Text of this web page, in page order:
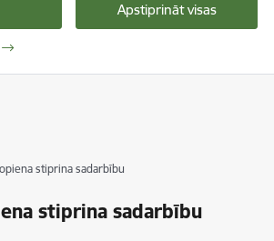
Apstiprināt visas
stiprina sadarbību
stiprina sadarbību